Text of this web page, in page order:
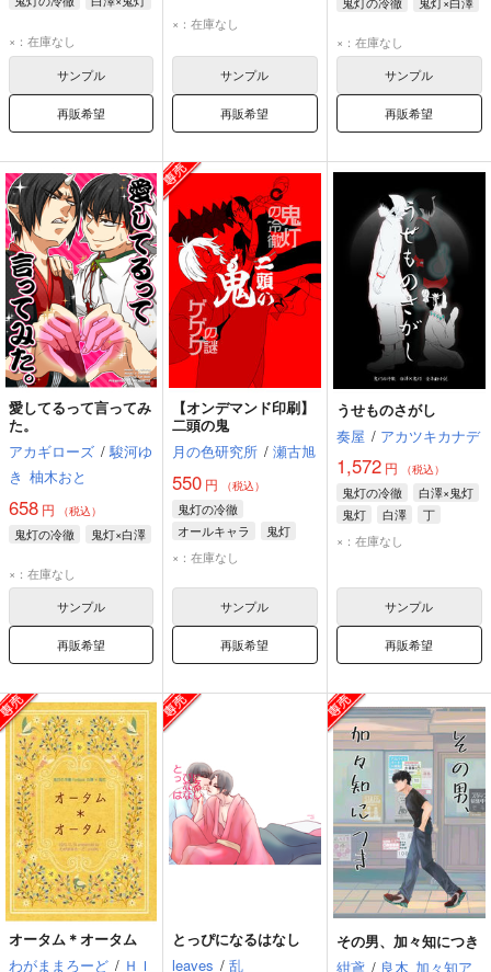
×：在庫なし
サンプル
再販希望
×：在庫なし
サンプル
再販希望
×：在庫なし
サンプル
再販希望
愛してるって言ってみ
た。
アカギローズ / 駿河ゆ
き 柚木おと
658 円 （税込）
鬼灯の冷徹 鬼灯×白澤
×：在庫なし
サンプル
再販希望
【オンデマンド印刷】
二頭の鬼
月の色研究所 / 瀬古旭
550 円 （税込）
鬼灯の冷徹
オールキャラ
鬼灯
ゲゲ郎
水木
×：在庫なし
サンプル
再販希望
うせものさがし
奏屋 / アカツキカナデ
1,572円 （税込）
鬼灯の冷徹
白澤×鬼灯
鬼灯
白澤
丁
×：在庫なし
サンプル
再販希望
オータム＊オータム
わがままろーど / ＨＩ
とっぴになるはなし
leaves / 乱
その男、加々知につき
紺鳶 / 良木 加々知ア